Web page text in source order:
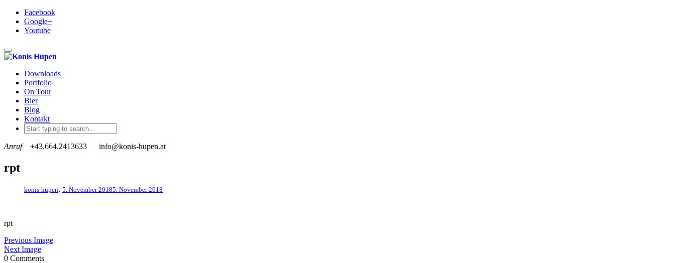
Facebook
Google+
Youtube
Toggle navigation
Downloads
Portfolio
On Tour
Bier
Blog
Kontakt
Anruf +43.664.2413633 info@konis-hupen.at
rpt
konis-hupen, 5. November 20185. November 2018
rpt
Previous Image
Next Image
0 Comments